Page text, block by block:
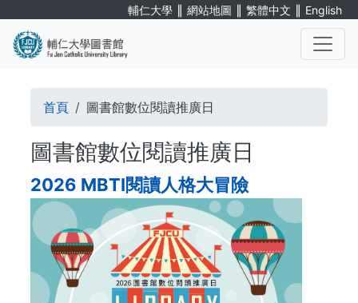
main
輔仁大學 ∥ 網站地圖 ∥ 繁體中文 ∥ English
Breadcrumb
首頁 圖書館數位閱讀推廣日
圖書館數位閱讀推廣日
2026 MBTI閱讀人格大冒險